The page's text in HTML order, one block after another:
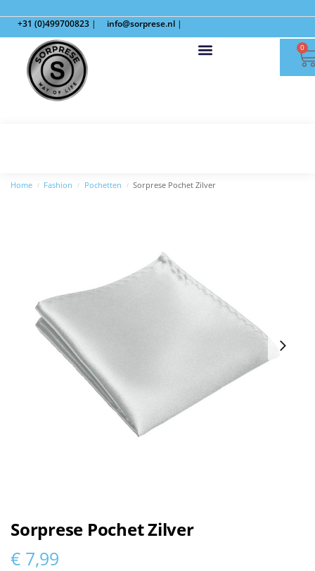
+31 (0)499700823 | info@sorprese.nl |
0
Home / Fashion / Pochetten / Sorprese Pochet Zilver
Sorprese Pochet Zilver
€ 7,99